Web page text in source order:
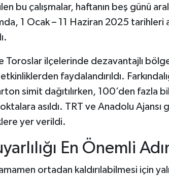
bu çalışmalar, haftanın beş günü
1 Ocak – 11 Haziran 2025 tarihleri
Toroslar ilçelerinde dezavantajlı
faydalandırıldı.
simit dağıtılırken, 100’den fazla
asıldı. TRT ve Anadolu Ajansı
yer verildi.
En Önemli
ortadan kaldırılabilmesi için